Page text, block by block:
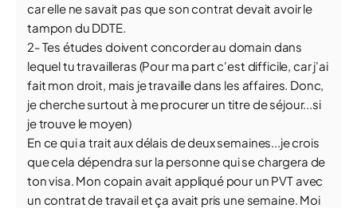
car elle ne savait pas que son contrat devait avoir le
tampon du DDTE.
2- Tes études doivent concorder au domain dans
lequel tu travailleras (Pour ma part c'est difficile, car j'ai
fait mon droit, mais je travaille dans les affaires. Donc,
je cherche surtout à me procurer un titre de séjour...si
je trouve le moyen)
En ce qui a trait aux délais de deux semaines...je crois
que cela dépendra sur la personne qui se chargera de
ton visa. Mon copain avait appliqué pour un PVT avec
un contrat de travail et ça avait pris une semaine. Moi